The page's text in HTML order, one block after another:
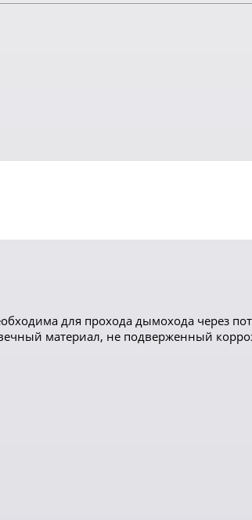
для прохода дымохода через
материал, не подверженный